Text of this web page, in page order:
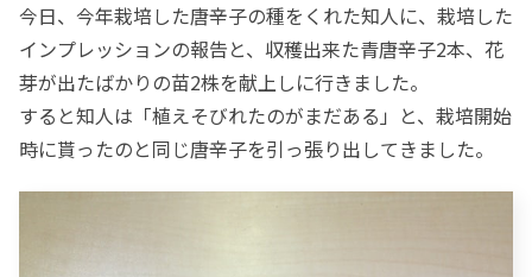
今日、今年栽培した唐辛子の種をくれた知人に、栽培した
インプレッションの報告と、収穫出来た青唐辛子2本、花
芽が出たばかりの苗2株を献上しに行きました。
すると知人は「植えそびれたのがまだある」と、栽培開始
時に貰ったのと同じ唐辛子を引っ張り出してきました。